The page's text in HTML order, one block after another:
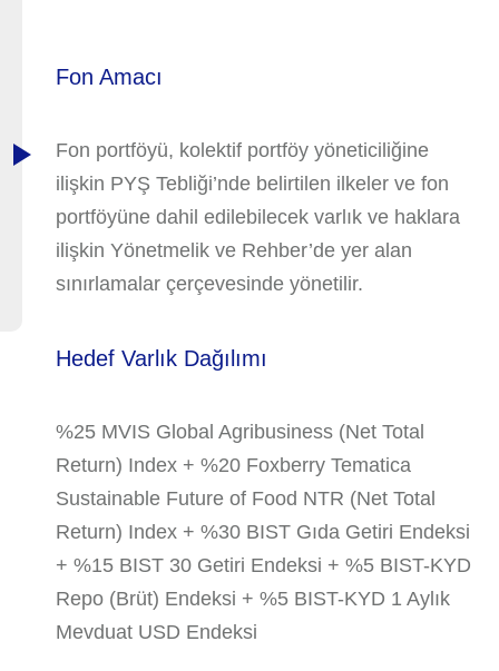
Fon Amacı
Fon portföyü, kolektif portföy yöneticiliğine
ilişkin PYŞ Tebliği’nde belirtilen ilkeler ve fon
portföyüne dahil edilebilecek varlık ve haklara
ilişkin Yönetmelik ve Rehber’de yer alan
sınırlamalar çerçevesinde yönetilir.
Hedef Varlık Dağılımı
%25 MVIS Global Agribusiness (Net Total
Return) Index + %20 Foxberry Tematica
Sustainable Future of Food NTR (Net Total
Return) Index + %30 BIST Gıda Getiri Endeksi
+ %15 BIST 30 Getiri Endeksi + %5 BIST-KYD
Repo (Brüt) Endeksi + %5 BIST-KYD 1 Aylık
Mevduat USD Endeksi